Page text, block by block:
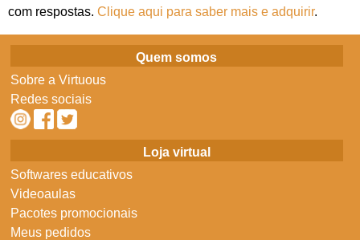
com respostas. Clique aqui para saber mais e adquirir.
Quem somos
Sobre a Virtuous
Redes sociais
Loja virtual
Softwares educativos
Videoaulas
Pacotes promocionais
Meus pedidos